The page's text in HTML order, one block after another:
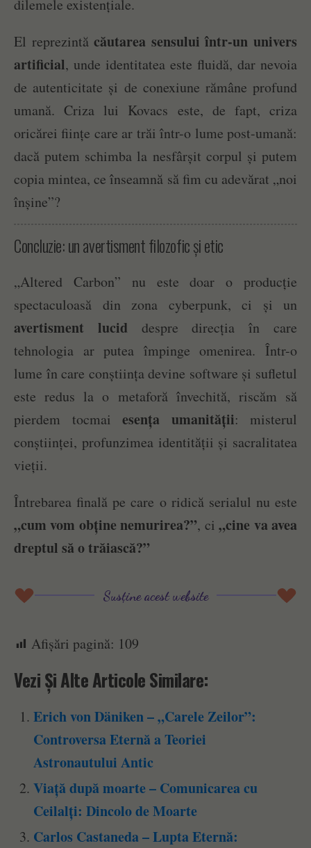
dilemele existențiale.
El reprezintăcăutarea sensului într-un univers
artificial, unde identitatea este fluidă, dar nevoia
de autenticitate și de conexiune rămâne profund
umană. Criza lui Kovacs este, de fapt, criza
oricărei ființe care ar trăi într-o lume post-umană:
dacă putem schimba la nesfârșit corpul și putem
copia mintea, ce înseamnă să fim cu adevărat „noi
înșine”?
Concluzie: un avertisment filozofic și etic
„Altered Carbon” nu este doar o producție
spectaculoasă din zona cyberpunk, ci și un
avertisment lucid despre direcția în care
tehnologia ar putea împinge omenirea. Într-o
lume în care conștiința devine software și sufletul
este redus la o metaforă învechită, riscăm să
pierdem tocmai esența umanității: misterul
conștiinței, profunzimea identității și sacralitatea
vieții.
Întrebarea finală pe care o ridică serialul nu este
„cum vom obține nemurirea?”, ci„cine va avea
dreptul să o trăiască?”
Susține acest website
Afișări pagină: 109
Vezi Și Alte Articole Similare:
Erich von Däniken – „Carele Zeilor”:
Controversa Eternă a Teoriei
Astronautului Antic
Viață după moarte – Comunicarea cu
Ceilalți: Dincolo de Moarte
Carlos Castaneda – Lupta Eternă: